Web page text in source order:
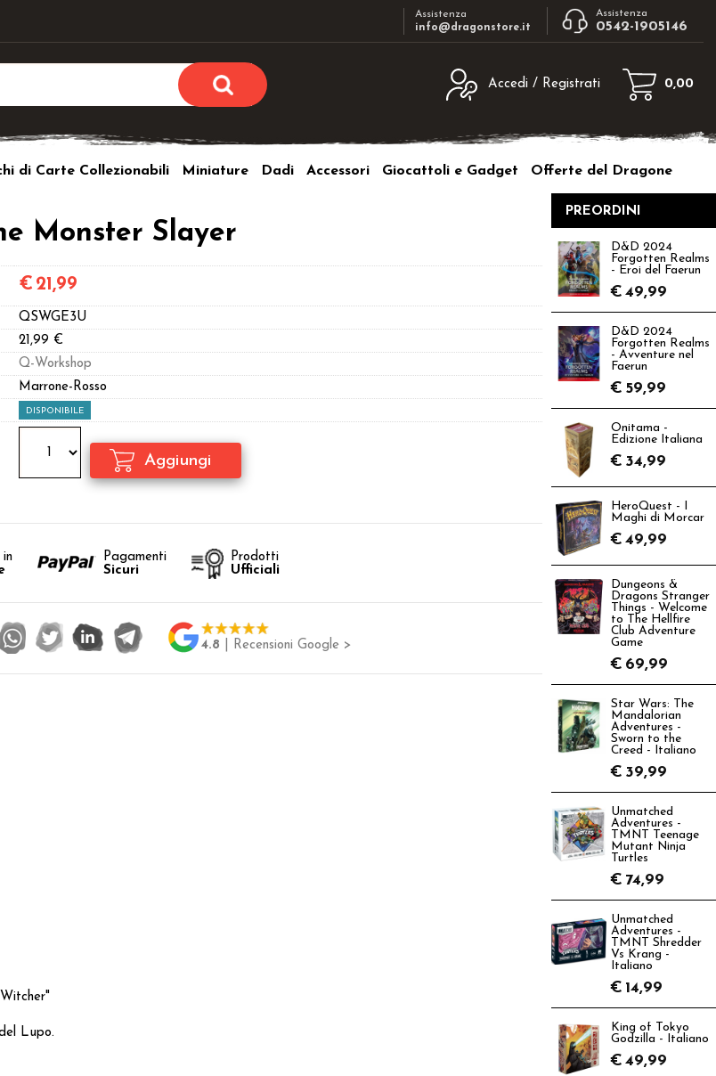
Assistenza
info@dragonstore.it
Assistenza
0542-1905146
Accedi / Registrati
utente e la password e poi clicca sul
Password:
sito clicca sul pulsante "Registrati"
0,00
di Carte Collezionabili Miniature Dadi Accessori Giocattoli e Gadget Offerte del Dragone
Monster Slayer
€ 21,99
QSWGE3U
21,99 €
Q-Workshop
Marrone-Rosso
DISPONIBILE
in
Pagamenti
Sicuri
Prodotti
Ufficiali
4.8 | Recensioni Google >
Lupo.
PREORDINI
D&D 2024
Forgotten Realms
- Eroi del Faerun
€ 49,99
D&D 2024
Forgotten Realms
- Avventure nel
Faerun
€ 59,99
Onitama -
Edizione Italiana
€ 34,99
HeroQuest - I
Maghi di Morcar
€ 49,99
Dungeons &
Dragons Stranger
Things - Welcome
to The Hellfire
Club Adventure
Game
€ 69,99
Star Wars: The
Mandalorian
Adventures -
Sworn to the
Creed - Italiano
€ 39,99
Unmatched
Adventures -
TMNT Teenage
Mutant Ninja
Turtles
€ 74,99
Unmatched
Adventures -
TMNT Shredder
Vs Krang -
Italiano
€ 14,99
King of Tokyo
Godzilla - Italiano
€ 49,99